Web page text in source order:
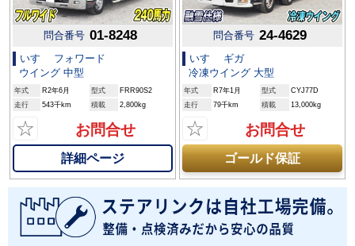
問合番号 01-8248
いすゞ フォワード
ウイング 中型
年式 R2年6月 型式
FRR90S2
走行
543千km 積載 2,800kg
☆ お問合せ
詳細ページ
問合番号 24-4629
いすゞ ギガ
冷凍ウイング 大型
年式 R7年1月 型式
CYJ77D
走行
79千km 積載 13,000kg
☆ お問合せ
ゴールド保証